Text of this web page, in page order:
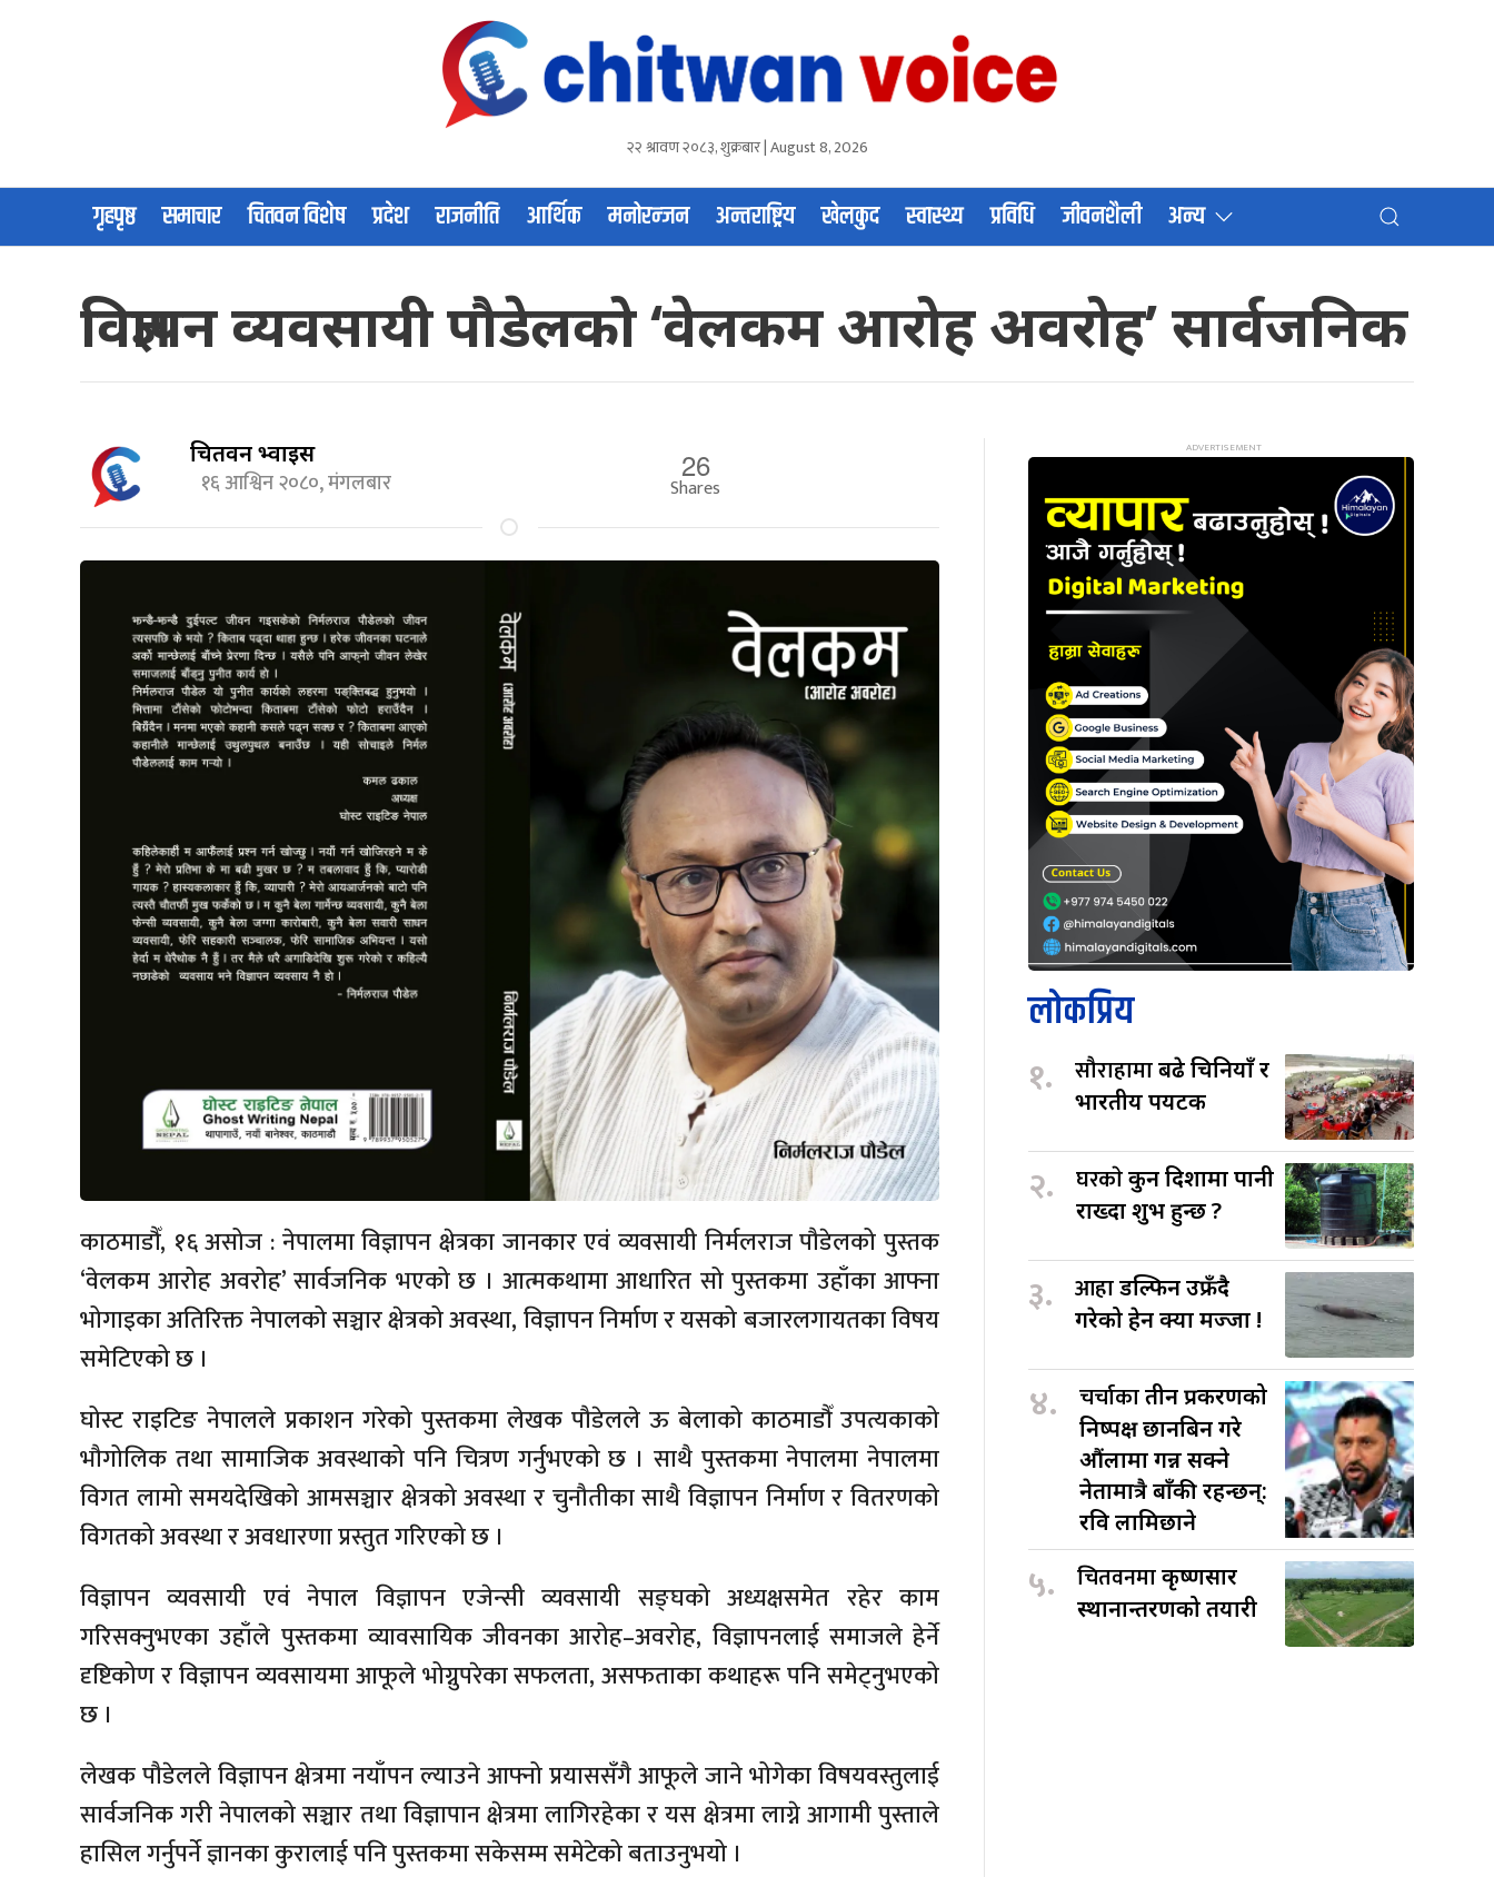
२२ श्रावण २०८३, शुक्रबार | August 8, 2026
गृहपृष्ठ समाचार चितवन विशेष प्रदेश राजनीति आर्थिक मनोरन्जन अन्तराष्ट्रिय खेलकुद स्वास्थ्य प्रविधि जीवनशैली अन्य
विज्ञापन व्यवसायी पौडेलको ‘वेलकम आरोह अवरोह’ सार्वजनिक
चितवन भ्वाईस
१६ आश्विन २०८०, मंगलबार
26
Shares
काठमाडौँ, १६ असोज : नेपालमा विज्ञापन क्षेत्रका जानकार एवं व्यवसायी निर्मलराज पौडेलको पुस्तक
‘वेलकम आरोह अवरोह’ सार्वजनिक भएको छ । आत्मकथामा आधारित सो पुस्तकमा उहाँका आफ्ना
भोगाइका अतिरिक्त नेपालको सञ्चार क्षेत्रको अवस्था, विज्ञापन निर्माण र यसको बजारलगायतका विषय
समेटिएको छ ।
घोस्ट राइटिङ नेपालले प्रकाशन गरेको पुस्तकमा लेखक पौडेलले ऊ बेलाको काठमाडौँ उपत्यकाको
भौगोलिक तथा सामाजिक अवस्थाको पनि चित्रण गर्नुभएको छ । साथै पुस्तकमा नेपालमा नेपालमा
विगत लामो समयदेखिको आमसञ्चार क्षेत्रको अवस्था र चुनौतीका साथै विज्ञापन निर्माण र वितरणको
विगतको अवस्था र अवधारणा प्रस्तुत गरिएको छ ।
विज्ञापन व्यवसायी एवं नेपाल विज्ञापन एजेन्सी व्यवसायी सङ्घको अध्यक्षसमेत रहेर काम
गरिसक्नुभएका उहाँले पुस्तकमा व्यावसायिक जीवनका आरोह–अवरोह, विज्ञापनलाई समाजले हेर्ने
दृष्टिकोण र विज्ञापन व्यवसायमा आफूले भोग्नुपरेका सफलता, असफताका कथाहरू पनि समेट्नुभएको
छ ।
लेखक पौडेलले विज्ञापन क्षेत्रमा नयाँपन ल्याउने आफ्नो प्रयाससँगै आफूले जाने भोगेका विषयवस्तुलाई
सार्वजनिक गरी नेपालको सञ्चार तथा विज्ञापान क्षेत्रमा लागिरहेका र यस क्षेत्रमा लाग्ने आगामी पुस्ताले
हासिल गर्नुपर्ने ज्ञानका कुरालाई पनि पुस्तकमा सकेसम्म समेटेको बताउनुभयो ।
लोकप्रिय
१. सौराहामाबढे चिनियाँ र
भारतीय पर्यटक
२. घरकाेकुन दिशामा पानी
राख्दा शुभ हुन्छ ?
३. आहाडल्फिन उफ्रँदै
गरेको हेर्न क्या मज्जा !
४. चर्चाकातीन प्रकरणको
निष्पक्ष छानबिन गरे
औंलामा गन्न सक्ने
नेतामात्रै बाँकी रहन्छन्:
रवि लामिछाने
५. चितवनमाकृष्णसार
स्थानान्तरणको तयारी